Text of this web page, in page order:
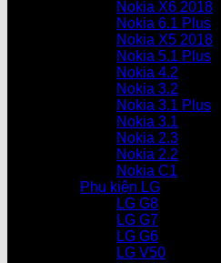
Nokia X6 2018
Nokia 6.1 Plus
Nokia X5 2018
Nokia 5.1 Plus
Nokia 4.2
Nokia 3.2
Nokia 3.1 Plus
Nokia 3.1
Nokia 2.3
Nokia 2.2
Nokia C1
Phụ kiện LG
LG G8
LG G7
LG G6
LG V50